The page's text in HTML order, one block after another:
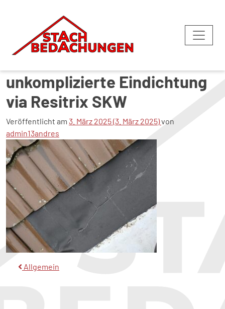
Undichter Metallerker
unkomplizierte Eindichtung
via Resitrix SKW
Veröffentlicht am 3. März 2025(3. März 2025)von
admin13andres
Beitragsnavigation
Allgemein